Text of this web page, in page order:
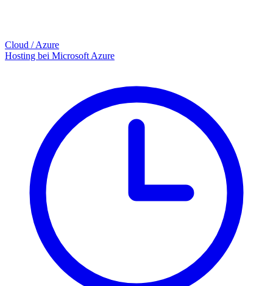
Cloud / Azure
Hosting bei Microsoft Azure